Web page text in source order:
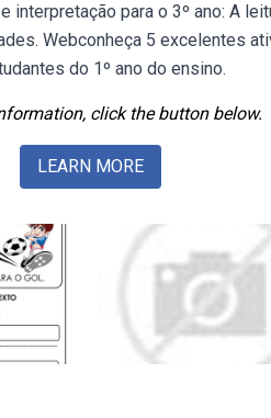
para o 3º ano: A
Webconheça 5 excelentes
do 1º ano do ensino.
click the button below.
LEARN MORE